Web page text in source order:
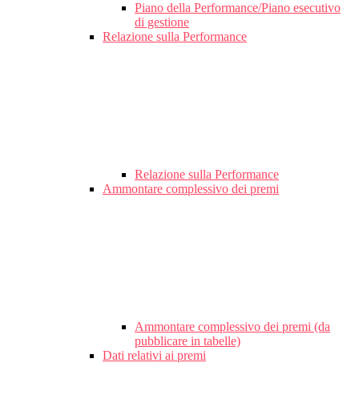
Piano della Performance/Piano esecutivo
di gestione
Relazione sulla Performance
Relazione sulla Performance
Ammontare complessivo dei premi
Ammontare complessivo dei premi (da
pubblicare in tabelle)
Dati relativi ai premi